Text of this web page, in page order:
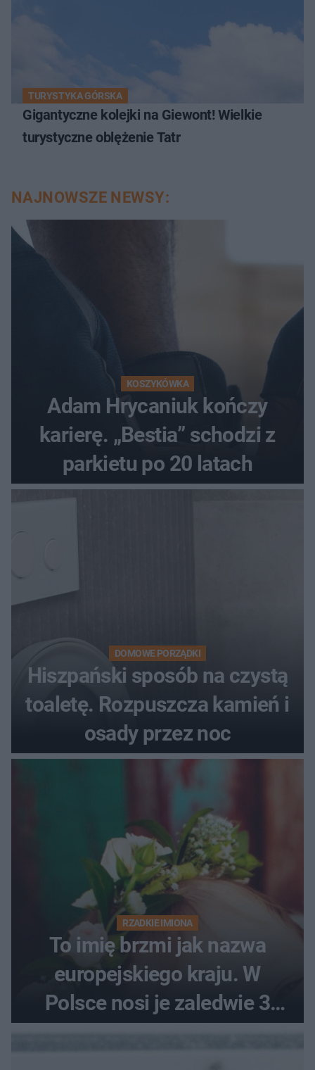
TURYSTYKA GÓRSKA
Gigantyczne kolejki na Giewont! Wielkie
turystyczne oblężenie Tatr
NAJNOWSZE NEWSY:
KOSZYKÓWKA
Adam Hrycaniuk kończy
karierę. „Bestia” schodzi z
parkietu po 20 latach
DOMOWE PORZĄDKI
Hiszpański sposób na czystą
toaletę. Rozpuszcza kamień i
osady przez noc
RZADKIE IMIONA
To imię brzmi jak nazwa
europejskiego kraju. W
Polsce nosi je zaledwie 3
kobiety